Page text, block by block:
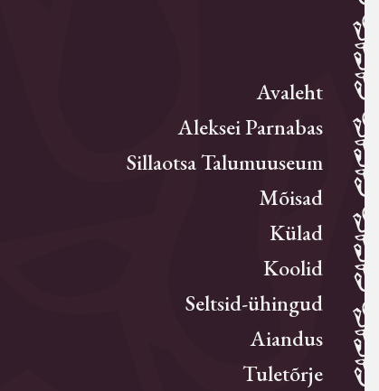
Avaleht
Aleksei Parnabas
Sillaotsa Talumuuseum
Mõisad
Külad
Koolid
Seltsid-ühingud
Aiandus
Tuletõrje